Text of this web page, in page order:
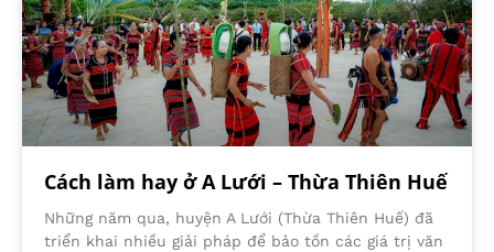
Cách làm hay ở A Lưới – Thừa Thiên Huế
Những năm qua, huyện A Lưới (Thừa Thiên Huế) đã
triển khai nhiều giải pháp để bảo tồn các giá trị văn